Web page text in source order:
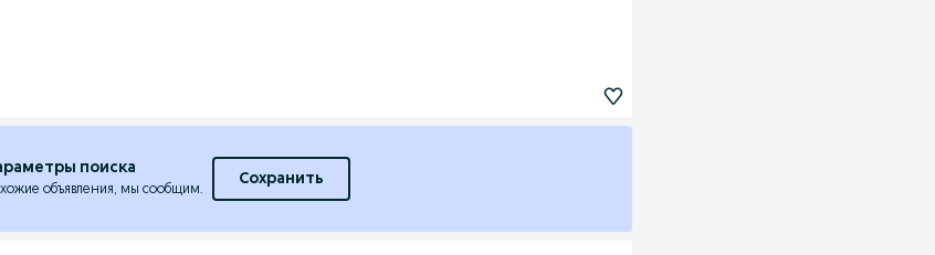
поиска
объявления, мы сообщим.
Сохранить